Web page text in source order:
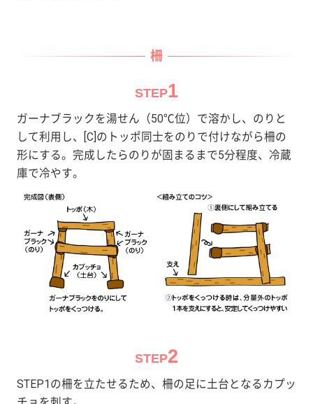
柵
STEP1
ガーナブラックを湯せん（50℃位）で溶かし、のりと
して利用し、[C]のトッポ同士をのりで付けながら柵の
形にする。完成したらのりが固まるまで5分程度、冷蔵
庫で冷やす。
STEP2
STEP1の柵を立たせるため、柵の足に土台となるカプッ